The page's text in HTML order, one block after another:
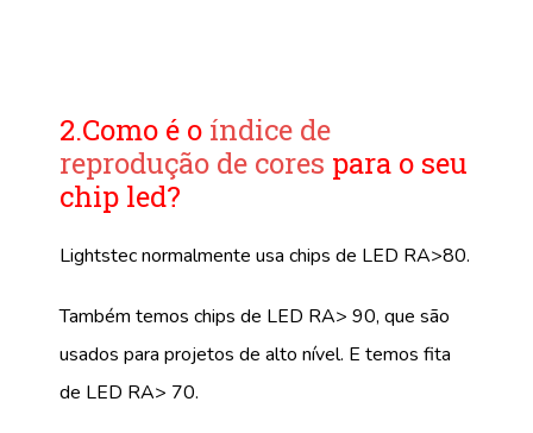
2.Como é o índice de
reprodução de cores para o seu
chip led?
Lightstec normalmente usa chips de LED RA>80.
Também temos chips de LED RA> 90, que são
usados ​​para projetos de alto nível. E temos fita
de LED RA> 70.